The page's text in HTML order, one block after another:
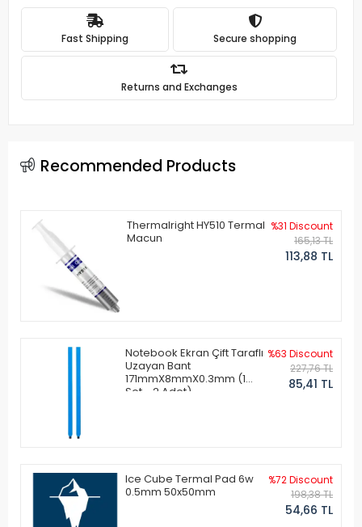
Fast Shipping Secure shopping
Returns and Exchanges
Recommended Products
Thermalright HY510 Termal
Macun
%31 Discount
165,13 TL
113,88 TL
Notebook Ekran Çift Taraflı
Uzayan Bant
171mmX8mmX0.3mm (1
Set - 2 Adet)
%63 Discount
227,76 TL
85,41 TL
Ice Cube Termal Pad 6w
0.5mm 50x50mm
%72 Discount
198,38 TL
54,66 TL